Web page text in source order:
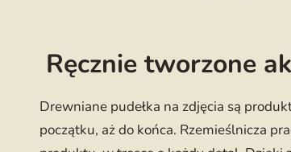
Ręcznie tworzone
Drewniane pudełka na zdjęcia są
początku, aż do końca. Rzemieślnicza